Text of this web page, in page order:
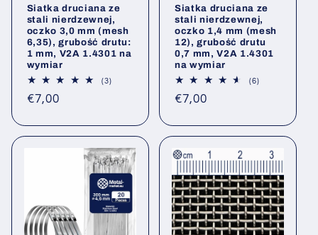
Siatka druciana ze
stali nierdzewnej,
oczko 3,0 mm (mesh
6,35), grubość drutu:
1 mm, V2A 1.4301 na
wymiar
(3)3
Cena
€7,00
Siatka druciana ze
stali nierdzewnej,
oczko 1,4 mm (mesh
12), grubość drutu
0,7 mm, V2A 1.4301
na wymiar
(6)6
Cena
€7,00